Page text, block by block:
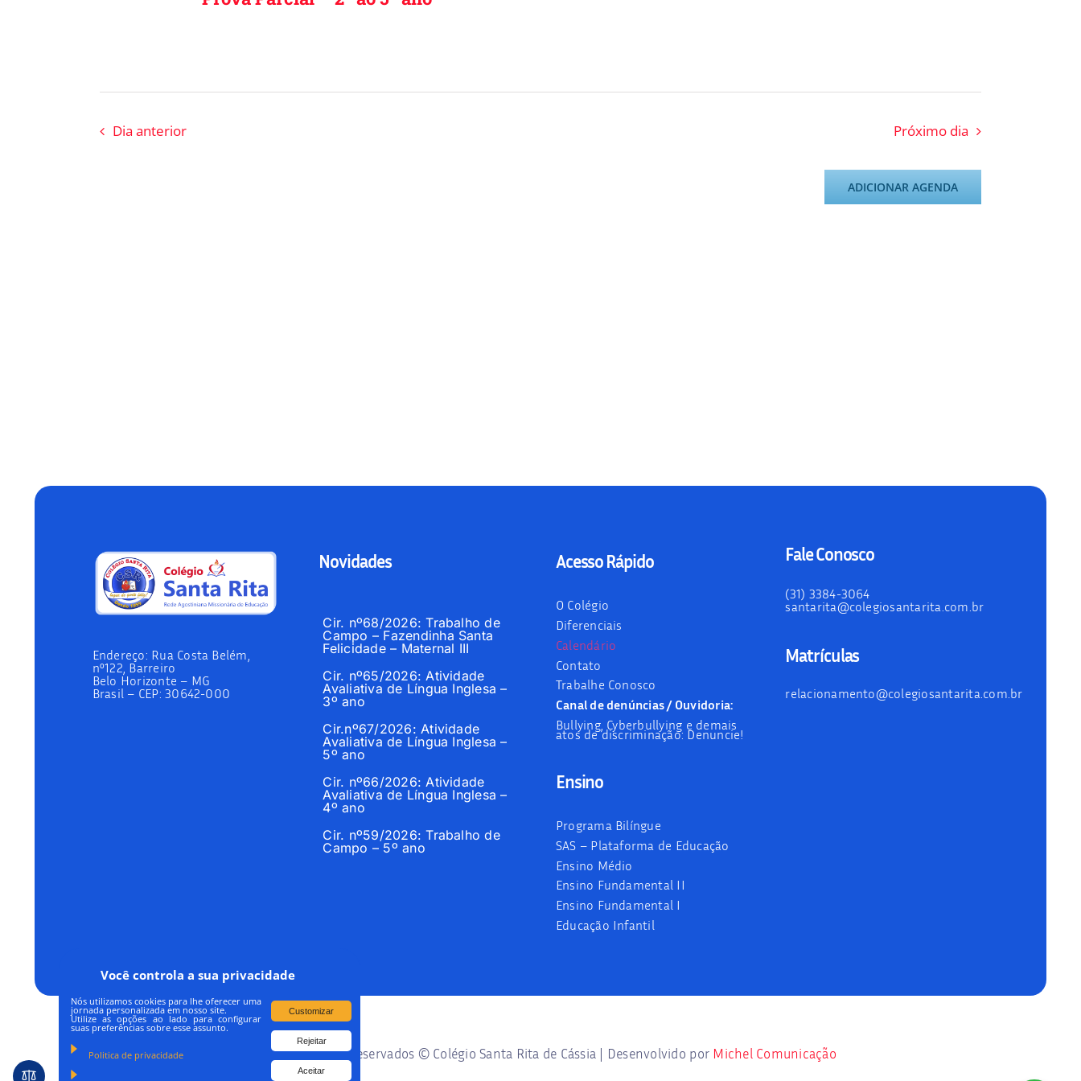
Dia anterior Próximo dia
ADICIONAR AGENDA
Endereço: Rua Costa Belém,
nº122, Barreiro
Belo Horizonte – MG
Brasil – CEP: 30642-000
Novidades
Cir. nº68/2026: Trabalho de
Campo – Fazendinha Santa
Felicidade – Maternal III
Cir. nº65/2026: Atividade
Avaliativa de Língua Inglesa –
3º ano
Cir.nº67/2026: Atividade
Avaliativa de Língua Inglesa –
5º ano
Cir. nº66/2026: Atividade
Avaliativa de Língua Inglesa –
4º ano
Cir. nº59/2026: Trabalho de
Campo – 5º ano
Acesso Rápido
O Colégio
Diferenciais
Calendário
Contato
Trabalhe Conosco
Canal de denúncias / Ouvidoria:
Bullying, Cyberbullying e demais
atos de discriminação: Denuncie!
Ensino
Programa Bilíngue
SAS – Plataforma de Educação
Ensino Médio
Ensino Fundamental II
Ensino Fundamental I
Educação Infantil
Fale Conosco
(31) 3384-3064
santarita@colegiosantarita.com.br
Matrículas
relacionamento@colegiosantarita.com.br
Todos os Direitos Reservados © Colégio Santa Rita de Cássia | Desenvolvido por Michel Comunicação
Você controla a sua privacidade
Nós utilizamos cookies para lhe oferecer uma
jornada personalizada em nosso site.
Utilize as opções ao lado para configurar
suas preferências sobre esse assunto.
Politica de privacidade
Customizar
Rejeitar
Aceitar